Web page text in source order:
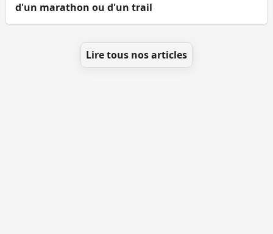
d'un marathon ou d'un trail
Lire tous nos articles